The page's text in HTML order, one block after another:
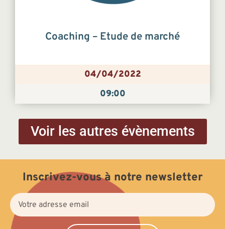
Coaching – Etude de marché
04/04/2022
09:00
Voir les autres évènements
Inscrivez-vous à notre newsletter